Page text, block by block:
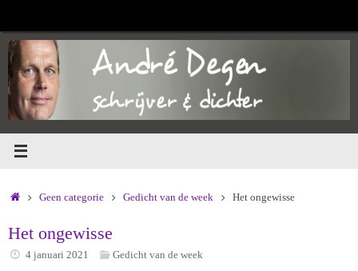
de
inhoud
HomeGeen categorie Gedicht van de week Het ongewisse
Het ongewisse
4 januari 2021 Gedicht van de week